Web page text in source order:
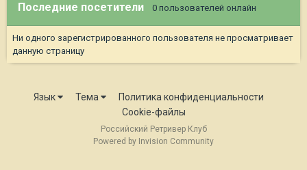
Последние посетители 0 пользователей онлайн
Ни одного зарегистрированного пользователя не просматривает
данную страницу
Язык Тема
Политика конфиденциальности
Cookie-файлы
Российский Ретривер Клуб
Powered by Invision Community